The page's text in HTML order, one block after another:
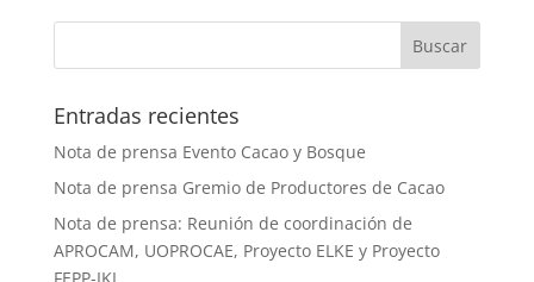
Entradas recientes
Nota de prensa Evento Cacao y Bosque
Nota de prensa Gremio de Productores de Cacao
Nota de prensa: Reunión de coordinación de
APROCAM, UOPROCAE, Proyecto ELKE y Proyecto